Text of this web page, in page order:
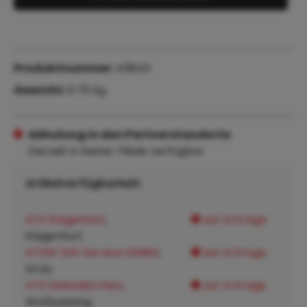
Abholung in den Partnerstandorte
Derzeit in keiner Filiale verfügbar
Artikelverfügbarkeit:
ATZ Klagenfurt
Klagenfurt:
auf Anfrage
ATSW 24h Service GMBH auf Anfrage
ATZ Steinakirchen
Wolfpassing:
auf Anfrage
Produktnummer:
Gewicht:
0.75 kg